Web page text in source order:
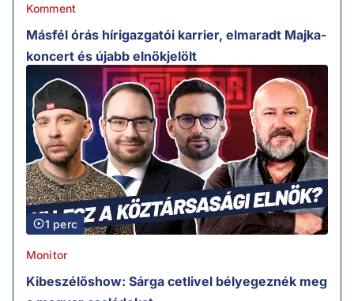
Komment
Másfél órás hírigazgatói karrier, elmaradt Majka-
koncert és újabb elnökjelölt
1 perc
Monitor
Kibeszélőshow: Sárga cetlivel bélyegeznék meg